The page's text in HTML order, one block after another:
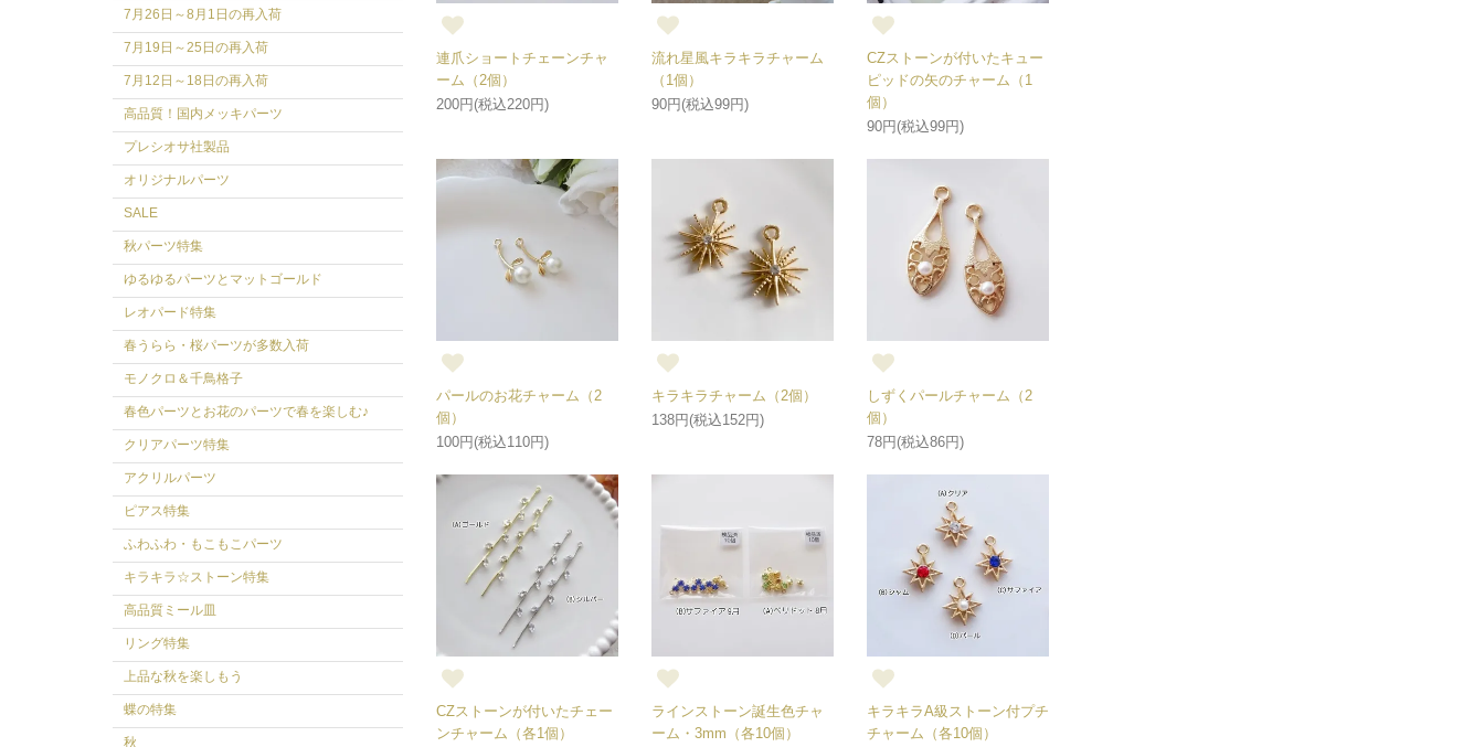
連爪ショートチェーンチャ
ーム（2個）
200円(税込220円)
流れ星風キラキラチャーム
（1個）
90円(税込99円)
CZストーンが付いたキュー
ピッドの矢のチャーム（1
個）
90円(税込99円)
パールのお花チャーム（2
個）
100円(税込110円)
キラキラチャーム（2個）
138円(税込152円)
しずくパールチャーム（2
個）
78円(税込86円)
CZストーンが付いたチェー
ンチャーム（各1個）
ラインストーン誕生色チャ
ーム・3mm（各10個）
キラキラA級ストーン付プチ
チャーム（各10個）
7月26日～8月1日の再入荷
7月19日～25日の再入荷
7月12日～18日の再入荷
高品質！国内メッキパーツ
プレシオサ社製品
オリジナルパーツ
SALE
秋パーツ特集
ゆるゆるパーツとマットゴールド
レオパード特集
春うらら・桜パーツが多数入荷
モノクロ＆千鳥格子
春色パーツとお花のパーツで春を楽しむ♪
クリアパーツ特集
アクリルパーツ
ピアス特集
ふわふわ・もこもこパーツ
キラキラ☆ストーン特集
高品質ミール皿
リング特集
上品な秋を楽しもう
蝶の特集
秋